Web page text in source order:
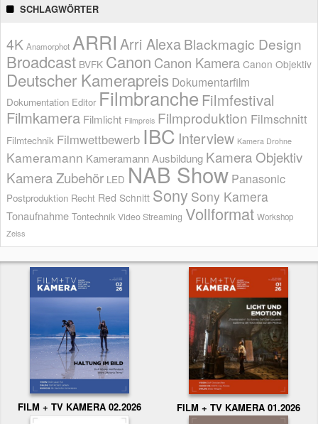
SCHLAGWÖRTER
4K Anamorphot ARRI Arri AlexaBlackmagic Design
Broadcast BVFK Canon Canon Kamera Canon Objektiv
Deutscher Kamerapreis Dokumentarfilm
Dokumentation Editor Filmbranche Filmfestival
Filmkamera Filmlicht Filmpreis Filmproduktion Filmschnitt
Filmtechnik Filmwettbewerb IBC Interview Kamera Drohne
Kameramann Kameramann Ausbildung Kamera Objektiv
Kamera Zubehör LED NAB Show Panasonic
Postproduktion Recht Red Schnitt Sony Sony Kamera
Tonaufnahme Tontechnik Video Streaming Vollformat Workshop
Zeiss
FILM + TV KAMERA 02.2026 FILM + TV KAMERA 01.2026